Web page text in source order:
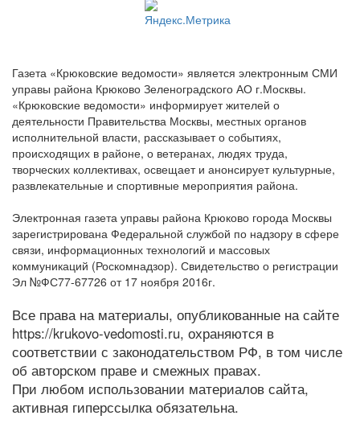
Газета «Крюковские ведомости» является электронным СМИ
управы района Крюково Зеленоградского АО г.Москвы.
«Крюковские ведомости» информирует жителей о
деятельности Правительства Москвы, местных органов
исполнительной власти, рассказывает о событиях,
происходящих в районе, о ветеранах, людях труда,
творческих коллективах, освещает и анонсирует культурные,
развлекательные и спортивные мероприятия района.
Электронная газета управы района Крюково города Москвы
зарегистрирована Федеральной службой по надзору в сфере
связи, информационных технологий и массовых
коммуникаций (Роскомнадзор). Свидетельство о регистрации
Эл №ФС77-67726 от 17 ноября 2016г.
Все права на материалы, опубликованные на сайте
https://krukovo-vedomosti.ru, охраняются в
соответствии с законодательством РФ, в том числе
об авторском праве и смежных правах.
При любом использовании материалов сайта,
активная гиперссылка обязательна.